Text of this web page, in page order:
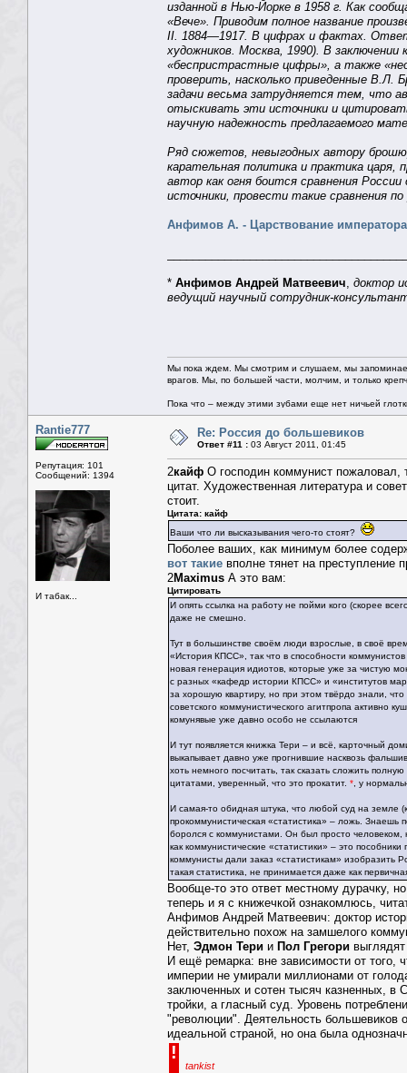
изданной в Нью-Йорке в 1958 г. Как
«Вече». Приводим полное название
II. 1884—1917. В цифрах и фактах.
художников. Москва, 1990). В
«беспристрастные цифры», а также
проверить, насколько приведенные
задачи весьма затрудняется тем, что
отыскивать эти источники и
научную надежность предлагаемого
Ряд сюжетов, невыгодных автору
карательная политика и практика
автор как огня боится сравнения
источники, провести такие сравнения
Анфимов А. - Царствование
* Анфимов Андрей Матвеевич, доктор
ведущий научный сотрудник-
Мы пока ждем. Мы смотрим и слушаем, мы
врагов. Мы, по большей части, молчим, и только
Пока что – между этими зубами еще нет ничьей
Rantie777
Репутация: 101
Сообщений: 1394
И табак...
Re: Россия до большевиков
Ответ #11 : 03 Август 2011, 01:45
2кайф О господин коммунист пожаловал,
цитат. Художественная литература и
стоит.
Цитата: кайф
Ваши что ли высказывания чего-то стоят?
Поболее ваших, как минимум более
вот такие вполне тянет на преступление
2Maximus А это вам:
Цитировать
И опять ссылка на работу не пойми кого (скорее
даже не смешно.
Тут в большинстве своём люди взрослые, в своё
«История КПСС», так что в способности
новая генерация идиотов, которые уже за чистую
с разных «кафедр истории КПСС» и «институтов
за хорошую квартиру, но при этом твёрдо знали,
советского коммунистического агитпропа активно
комунявые уже давно особо не ссылаются
И тут появляется книжка Тери – и всё, карточный
выкапывает давно уже прогнившие насквозь
хоть немного посчитать, так сказать сложить
цитатами, уверенный, что это прокатит. *, у
И самая-то обидная штука, что любой суд на земле
прокоммунистическая «статистика» – ложь. Знаешь
боролся с коммунистами. Он был просто человеком,
как коммунистические «статистики» – это
коммунисты дали заказ «статистикам» изобразить
такая статистика, не принимается даже как
Вообще-то это ответ местному дурачку,
теперь и я с книжечкой ознакомлюсь,
Анфимов Андрей Матвеевич: доктор
действительно похож на замшелого
Нет, Эдмон Тери и Пол Грегори
И ещё ремарка: вне зависимости от
империи не умирали миллионами от
заключенных и сотен тысяч казненных,
тройки, а гласный суд. Уровень
"революции". Деятельность большевиков
идеальной страной, но она была
!
tankist